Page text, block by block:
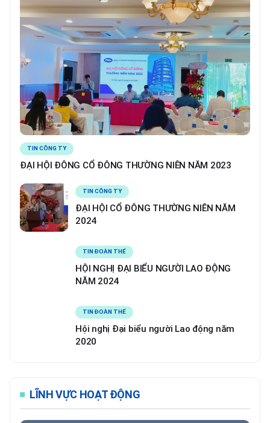
TIN CÔNG TY
ĐẠI HỘI ĐÔNG CỔ ĐÔNG THƯỜNG NIÊN NĂM 2023
TIN CÔNG TY
ĐẠI HỘI CỔ ĐÔNG THƯỜNG NIÊN NĂM
2024
TIN ĐOÀN THỂ
HỘI NGHỊ ĐẠI BIỂU NGƯỜI LAO ĐỘNG
NĂM 2024
TIN ĐOÀN THỂ
Hội nghị Đại biểu người Lao động năm
2020
LĨNH VỰC HOẠT ĐỘNG